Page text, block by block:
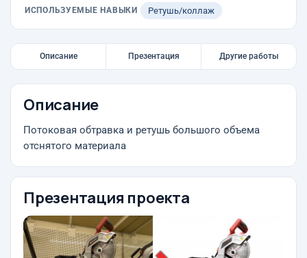
ИСПОЛЬЗУЕМЫЕ НАВЫКИ Ретушь/коллаж
Описание Презентация Другие работы
Описание
Потоковая обтравка и ретушь большого объема
отснятого материала
Презентация проекта